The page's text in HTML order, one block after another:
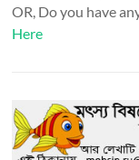
OR, Do you have
Here